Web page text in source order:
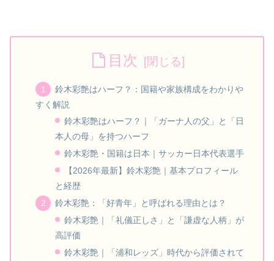
目次
鈴木彩艶はハーフ？：国籍や家族構成をわかりや
すく解説
鈴木彩艶はハーフ？｜「ガーナ人の父」と「日
本人の母」を持つハーフ
鈴木彩艶・国籍は日本｜サッカー日本代表選手
【2026年最新】鈴木彩艶｜基本プロフィール
と経歴
鈴木彩艶：「好青年」と呼ばれる理由とは？
鈴木彩艶｜「礼儀正しさ」と「謙虚な人柄」が
高評価
鈴木彩艶｜「浦和レッズ」時代から評価されて